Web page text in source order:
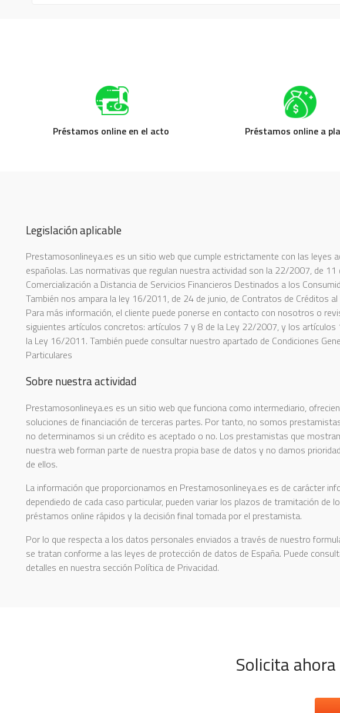
Estoy muy satisfecho con esta web. Es la segunda vez que pido un préstamo online
rápido y he podido solicitar más dinero que la primera vez.
Préstamos online en el acto Préstamos online a
Legislación aplicable
Prestamosonlineya.es es un sitio web que cumple estrictamente con las leyes
españolas. Las normativas que regulan nuestra actividad son la 22/2007, de 11
Comercialización a Distancia de Servicios Financieros Destinados a los
También nos ampara la ley 16/2011, de 24 de junio, de Contratos de Créditos al
Para más información, el cliente puede ponerse en contacto con nosotros o
siguientes artículos concretos: artículos 7 y 8 de la Ley 22/2007, y los artículos
la Ley 16/2011. También puede consultar nuestro apartado de Condiciones
Particulares
Sobre nuestra actividad
Prestamosonlineya.es es un sitio web que funciona como intermediario,
soluciones de financiación de terceras partes. Por tanto, no somos
no determinamos si un crédito es aceptado o no. Los prestamistas que
nuestra web forman parte de nuestra propia base de datos y no damos
de ellos.
La información que proporcionamos en Prestamosonlineya.es es de carácter
dependiedo de cada caso particular, pueden variar los plazos de tramitación de
préstamos online rápidos y la decisión final tomada por el prestamista.
Por lo que respecta a los datos personales enviados a través de nuestro
se tratan conforme a las leyes de protección de datos de España. Puede
detalles en nuestra sección Política de Privacidad.
Solicita